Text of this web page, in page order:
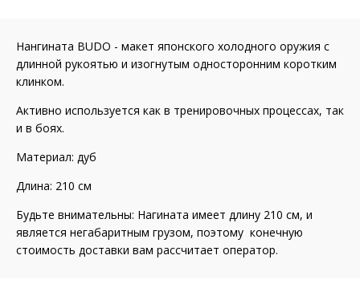
Нангината BUDO - макет японского холодного оружия с
длинной рукоятью и изогнутым односторонним коротким
клинком.
Активно используется как в тренировочных процессах, так
и в боях.
Материал: дуб
Длина: 210 см
Будьте внимательны: Нагината имеет длину 210 см, и
является негабаритным грузом, поэтому конечную
стоимость доставки вам рассчитает оператор.